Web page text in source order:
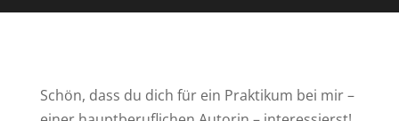
Schön, dass du dich für ein Praktikum bei mir –